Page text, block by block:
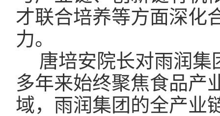
才联合培养等方面深化
力。
唐培安院长对雨润
多年来始终聚焦食品产
域，雨润集团的全产业